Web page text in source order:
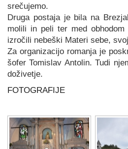
srečujemo.
Druga postaja je bila na
molili in peli ter med
izročili nebeški Materi sebe,
Za organizacijo romanja je
šofer Tomislav Antolin. Tudi
doživetje.
FOTOGRAFIJE